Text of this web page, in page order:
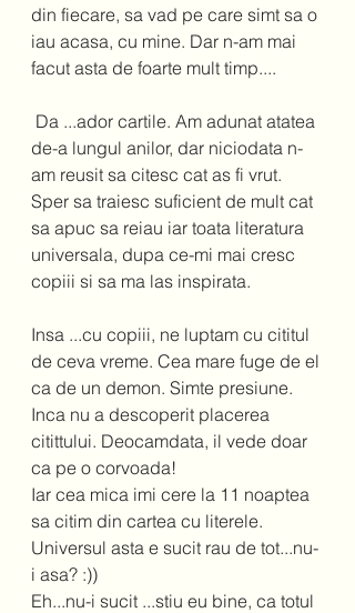
din fiecare, sa vad pe care simt sa o
iau acasa, cu mine. Dar n-am mai
facut asta de foarte mult timp....
de-a lungul anilor, dar niciodata n-
am reusit sa citesc cat as fi vrut.
Sper sa traiesc suficient de mult cat
sa apuc sa reiau iar toata literatura
universala, dupa ce-mi mai cresc
copiii si sa ma las inspirata.
Insa ...cu copiii, ne luptam cu cititul
de ceva vreme. Cea mare fuge de el
ca de un demon. Simte presiune.
Inca nu a descoperit placerea
citittului. Deocamdata, il vede doar
ca pe o corvoada!
Iar cea mica imi cere la 11 noaptea
sa citim din cartea cu literele.
Universul asta e sucit rau de tot...nu-
i asa? :))
Eh...nu-i sucit ...stiu eu bine, ca totul